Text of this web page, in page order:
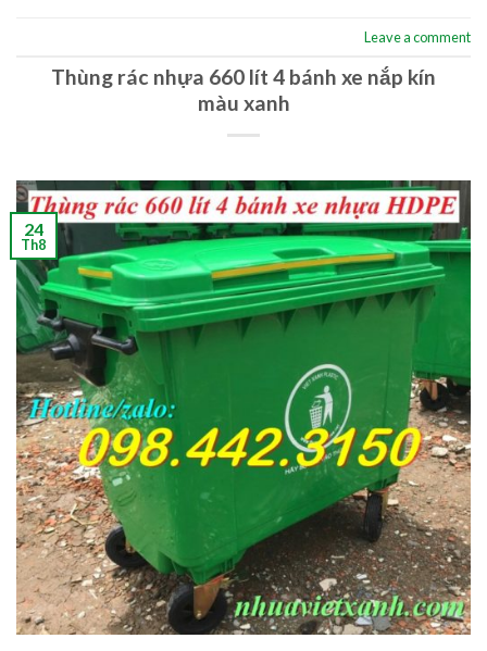
Leave a comment
Thùng rác nhựa 660 lít 4 bánh xe nắp kín
màu xanh
24
Th8